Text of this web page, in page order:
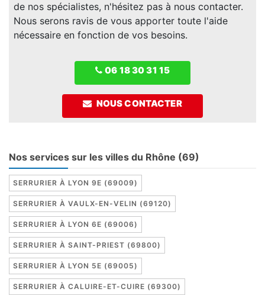
de nos spécialistes, n'hésitez pas à nous contacter.
Nous serons ravis de vous apporter toute l'aide
nécessaire en fonction de vos besoins.
06 18 30 31 15
NOUS CONTACTER
Nos services sur les villes du Rhône (69)
SERRURIER À LYON 9E (69009)
SERRURIER À VAULX-EN-VELIN (69120)
SERRURIER À LYON 6E (69006)
SERRURIER À SAINT-PRIEST (69800)
SERRURIER À LYON 5E (69005)
SERRURIER À CALUIRE-ET-CUIRE (69300)